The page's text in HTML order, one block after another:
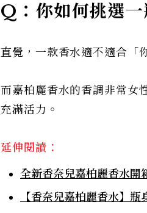
Q：你如何挑選一
直覺，一款香水適不適合「
而嘉柏麗香水的香調非常女
充滿活力。
延伸閱讀：
全新香奈兒嘉柏麗香水開
【香奈兒嘉柏麗香水】